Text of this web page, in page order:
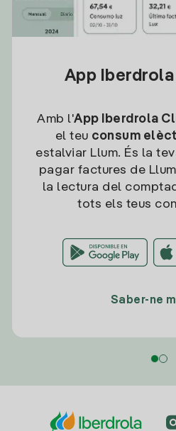
App
Amb l'App Iberdrola
el teu consum
estalviar Llum. És la
pagar factures de
la lectura del
tots els teus
Saber-ne